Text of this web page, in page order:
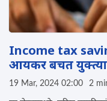
Income tax
आयकर बचत युक्त्या,
19 Mar, 2024 02:00 2